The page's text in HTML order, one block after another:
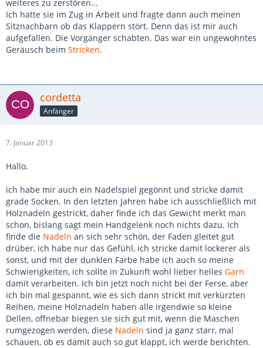
weiteres zu zerstören...
Ich hatte sie im Zug in Arbeit und fragte dann auch meinen
Sitznachbarn ob das Klappern stört. Denn das ist mir auch
aufgefallen. Die Vorgänger schabten. Das war ein ungewohntes
Geräusch beim Stricken.
cordetta
Anfänger
7. Januar 2013
Hallo,
ich habe mir auch ein Nadelspiel gegönnt und stricke damit
grade Socken. In den letzten Jahren habe ich ausschließlich mit
Holznadeln gestrickt, daher finde ich das Gewicht merkt man
schon, bislang sagt mein Handgelenk noch nichts dazu. Ich
finde die Nadeln an sich sehr schön, der Faden gleitet gut
drüber, ich habe nur das Gefühl, ich stricke damit lockerer als
sonst, und mit der dunklen Farbe habe ich auch so meine
Schwierigkeiten, ich sollte in Zukunft wohl lieber helles Garn
damit verarbeiten. Ich bin jetzt noch nicht bei der Ferse, aber
ich bin mal gespannt, wie es sich dann strickt mit verkürzten
Reihen, meine Holznadeln haben alle irgendwie so kleine
Dellen, offnebar biegen sie sich gut mit, wenn die Maschen
rumgezogen werden, diese Nadeln sind ja ganz starr, mal
schauen, ob es damit auch so gut klappt, ich werde berichten.